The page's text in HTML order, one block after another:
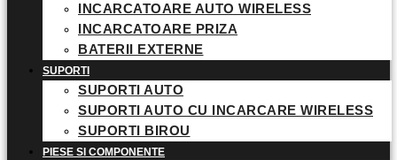
INCARCATOARE AUTO WIRELESS
INCARCATOARE PRIZA
BATERII EXTERNE
SUPORTI
SUPORTI AUTO
SUPORTI AUTO CU INCARCARE WIRELESS
SUPORTI BIROU
PIESE SI COMPONENTE